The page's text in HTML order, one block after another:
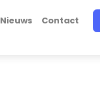
Nieuws Contact